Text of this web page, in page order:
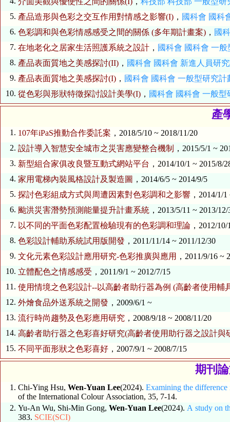
5. 產品造形與色彩之交互作用對情感之影響(I) ， 國科會 國科
6. 色彩調和與色彩情感感受之間的關係 (多年期計畫案) ， 國
7. 在地老化之居家生活照護系統之設計 ， 國科會 國科會 一
8. 產品表面質地之美感探討(II) ， 國科會 國科會 新進人員研
9. 產品表面質地之美感探討(I) ， 國科會 國科會 一般型研究
10. 從色彩與形狀特徵探討設計美學(I) ， 國科會 國科會 一般
產
1. 107年iPaS推動合作委託案 ，2018/5/10 ~ 2018/11/20
2. 設計導入智慧安全城市之災害應變整合機制
，2015/5/1 ~
3. 新型組合家俱改良暨互動式網站平台 ，2014/10/1 ~ 2015/8/
4. 家用電梯內裝風格設計及製造圖 ，2014/6/5 ~ 2014/9/5
5. 探討色彩組成方式與周遭因素對色彩調和之影響 ，2014/1/
6. 颱洪災害潛勢預測能量提升計畫系統 ，2013/5/11 ~ 2013/12/
7. 以不同的平面色彩配置檢驗現有的色彩調和理論 ，2012/
8. 色彩設計輔助系統試用版開發 ，2011/11/14 ~ 2011/12/30
9. 文化元素色彩設計應用研究-色彩推廣與應用 ，2011/9/16 ~
10. 立體配色之情感感受 ，2011/9/1 ~ 2012/7/15
11. 使用情境之色彩設計--以高齡者助行器為例 (高齡者使用輔
12. 外燴食品外送系統之開發 ，2009/6/1 ~
13. 流行時尚趨勢及色彩應用研究 ，2008/9/18 ~ 2008/11/20
14. 高齡者助行器之色彩喜好研究(高齡者使用助行器之設計與
15. 不同平面形狀之色彩喜好 ，2007/9/1 ~ 2008/7/15
期刊
1. Chi-Ying Hsu,Wen-Yuan Lee(2024).Examining the difference
of the International Colour Association, 35, 7-14.
2. Yu-An Wu, Shi-Min Gong,Wen-Yuan Lee(2024). A study on
383. SCIE(SCI)